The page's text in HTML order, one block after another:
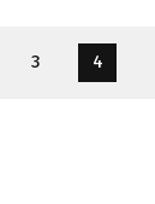
3 4